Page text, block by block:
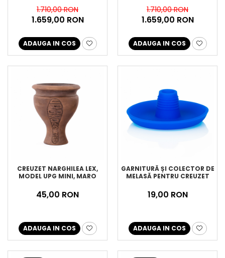
1.710,00 RON
1.659,00 RON
ADAUGA IN COS
1.710,00 RON
1.659,00 RON
ADAUGA IN COS
CREUZET NARGHILEA LEX,
MODEL UPG MINI, MARO
45,00 RON
ADAUGA IN COS
GARNITURĂ ȘI COLECTOR DE
MELASĂ PENTRU CREUZET
19,00 RON
ADAUGA IN COS